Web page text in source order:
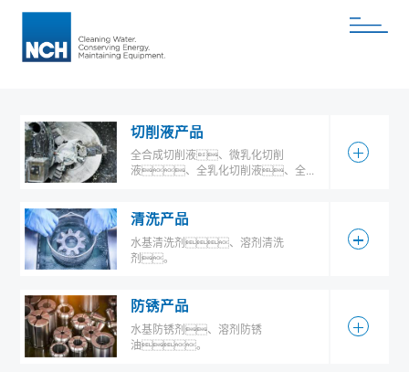
首页
关于公司
好色先生TV官网
产品中心
设备维护品
零部件工序品
工业水处理
等领域。好色先生官网TV为您提供优质的服
务、专业的好色先生TV官网，与您分享
好色先生官网TV的技术和应用经验，致力于成为
您的最佳合作伙伴，与您携手共同进步！
切削液产品
全合成切削液、微乳化切削
液、全乳化切削液、全...
查看更多
清洗产品
水基清洗剂、溶剂清洗
剂。
查看更多
防锈产品
水基防锈剂、溶剂防锈
油。
查看更多